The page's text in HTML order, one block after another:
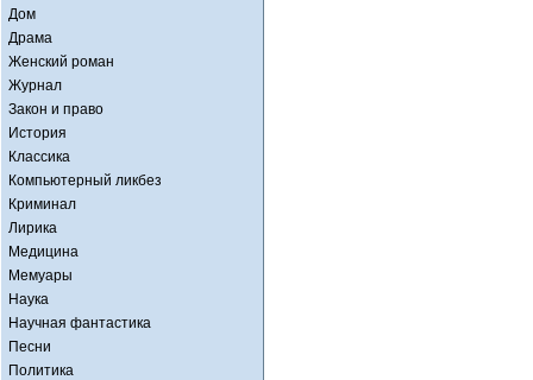
Дом
Драма
Женский роман
Журнал
Закон и право
История
Классика
Компьютерный ликбез
Криминал
Лирика
Медицина
Мемуары
Наука
Научная фантастика
Песни
Политика